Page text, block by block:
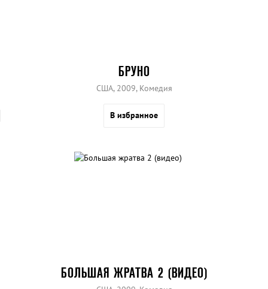
БРУНО
США, 2009, Комедия
В избранное
БОЛЬШАЯ ЖРАТВА 2 (ВИДЕО)